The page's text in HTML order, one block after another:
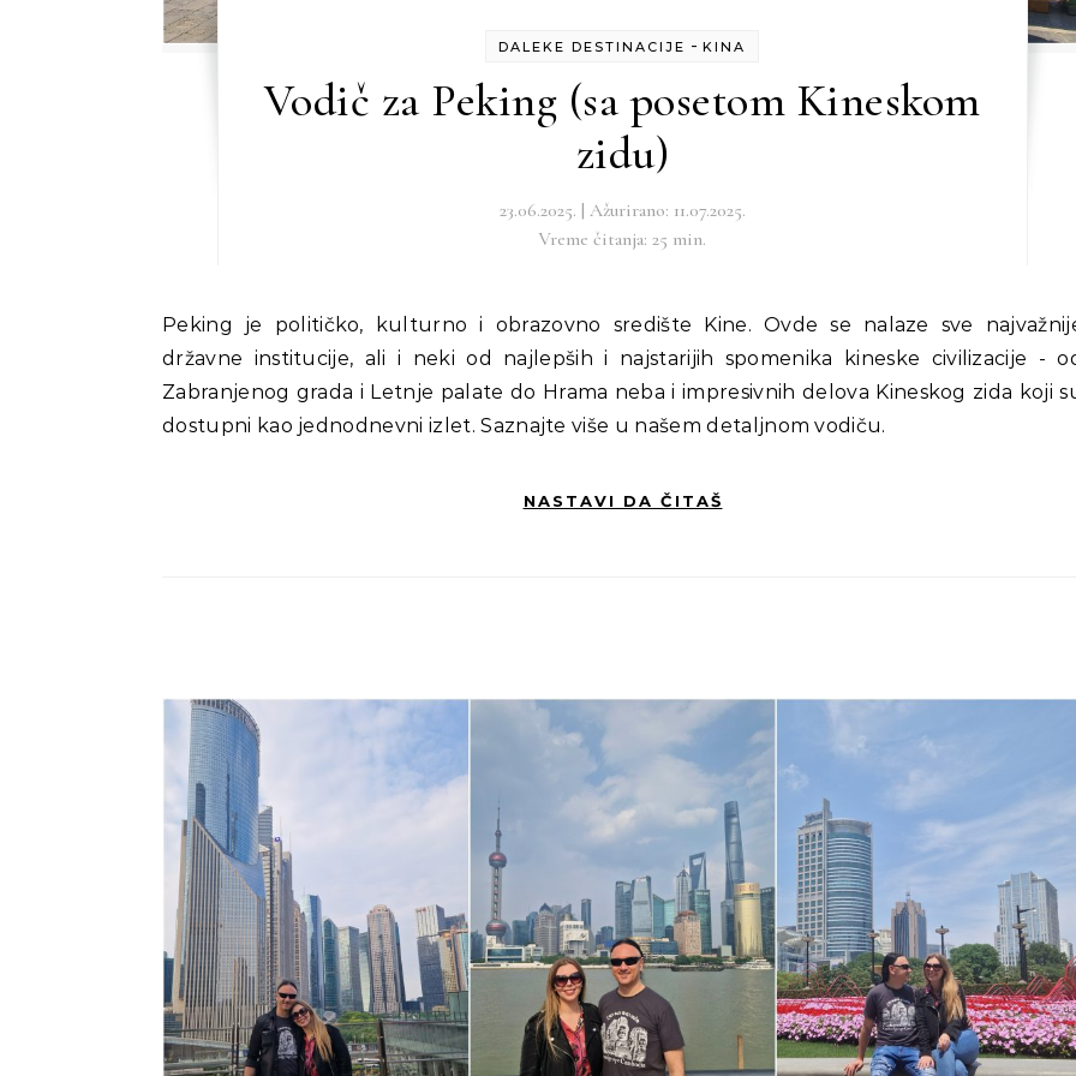
DALEKE DESTINACIJE -KINA
Vodič za Peking (sa posetom Kineskom
zidu)
23.06.2025. | Ažurirano: 11.07.2025.
Vreme čitanja: 25 min.
Peking je političko, kulturno i obrazovno središte Kine. Ovde se nalaze sve najvažnije
državne institucije, ali i neki od najlepših i najstarijih spomenika kineske civilizacije -
Zabranjenog grada i Letnje palate do Hrama neba i impresivnih delova Kineskog zida koji
dostupni kao jednodnevni izlet. Saznajte više u našem detaljnom vodiču.
NASTAVI DA ČITAŠ